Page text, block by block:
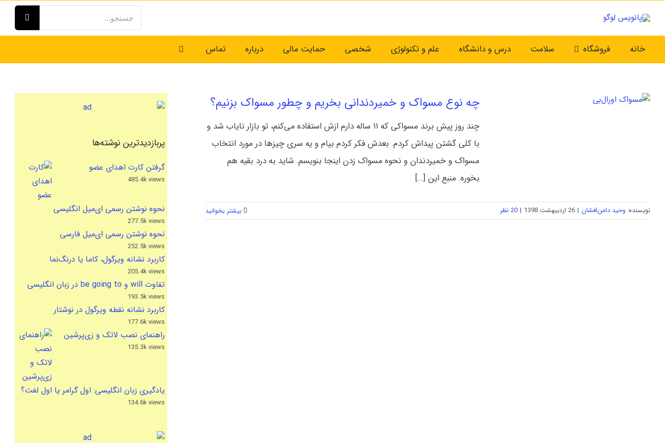
content
جستجو
برای:
خانه فروشگاه سلامت درس و دانشگاه علم و تکنولوژی شخصی حمایت مالی درباره تماس
چه نوع مسواک و خمیردندانی بخریم و چطور مسواک بزنیم؟
چند روز پیش برند مسواکی که ۱۱ ساله دارم ازش استفاده می‌کنم، تو بازار نایاب شد و
با کلی گشتن پیداش کردم. بعدش فکر کردم بیام و یه سری چیزها در مورد انتخاب
مسواک و خمیردندان و نحوه مسواک زدن اینجا بنویسم. شاید به درد بقیه هم
بخوره. منبع این [...]
نویسنده: وحید دامن‌افشان | 26 اردیبهشت 1398 | 20 نظر بیشتر بخوانید
پربازدیدترین نوشته‌ها
گرفتن کارت اهدای عضو
485.4k views
نحوه نوشتن رسمی ای‌میل انگلیسی
277.5k views
نحوه نوشتن رسمی ای‌میل فارسی
252.5k views
کاربرد نشانه ویرگول، کاما یا درنگ‌نما
205.4k views
تفاوت will و be going to در زبان انگلیسی
193.5k views
کاربرد نشانه نقطه ویرگول در نوشتار
177.6k views
راهنمای نصب لاتک و زی‌پرشین
135.3k views
یادگیری زبان انگلیسی: اول گرامر یا اول لغت؟
134.6k views